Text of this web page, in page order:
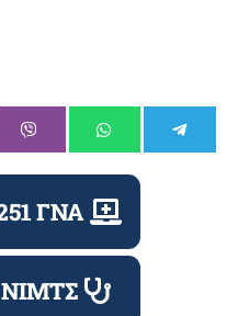
ΓΝΑ
ΝΙΜΤΣ